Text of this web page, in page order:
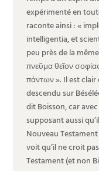
expérimenté en
raconte ainsi : «
intelligentia, et
peu près de la
πνεῦμα θεῖον
πάντων ». Il est clair
descendu sur
dit Boisson, car
supposant aussi
Nouveau
voit qu’il ne croit
Testament (et non